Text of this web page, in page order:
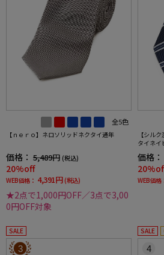
全5色
【ｎｅｒｏ】ネロソリッドネクタイ通年
価格： 5,489円 (税込)
20%off
WEB価格： 4,391円 (税込)
★2点で1,000円OFF／3点で3,00
0円OFF対象
【シル
タイネイ
価格：
WEB価格
SALE
3
SALE
4